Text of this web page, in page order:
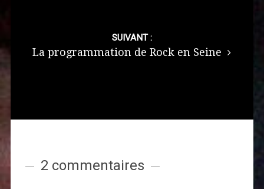
SUIVANT :
La programmation de Rock en Seine
2 commentaires